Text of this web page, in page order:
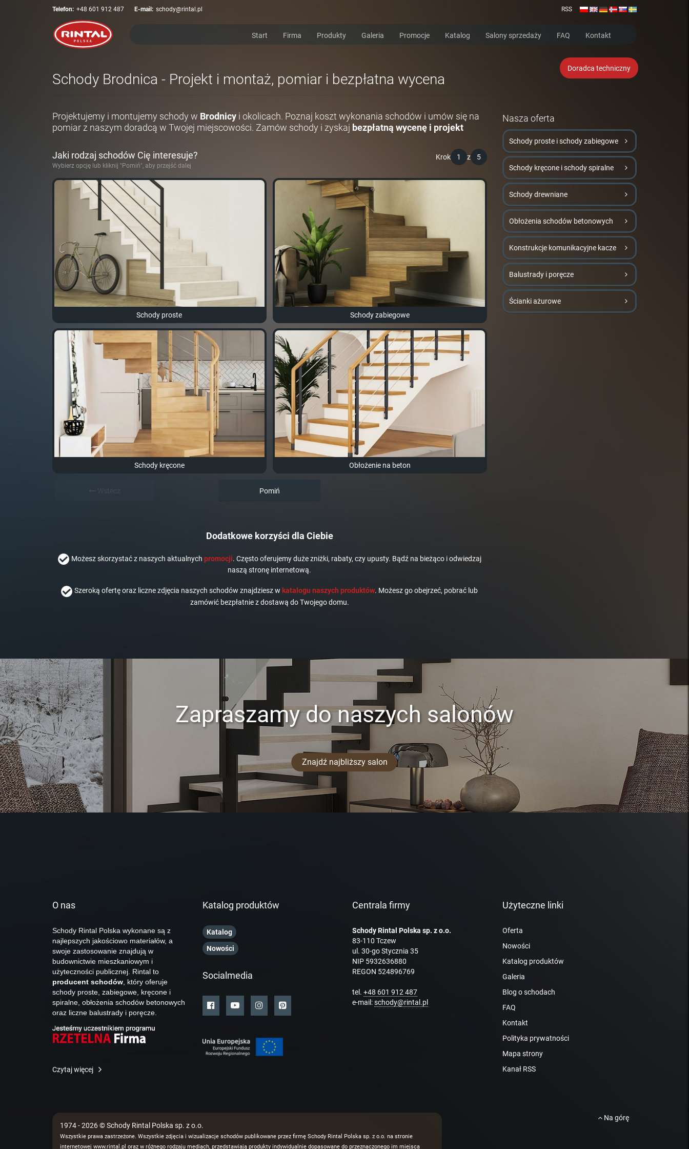
Telefon: +48 601 912 487 E-mail: schody@rintal.pl RSS
Start Firma Produkty Galeria Promocje Katalog Salony sprzedaży FAQ Kontakt
Doradca techniczny
Schody Brodnica - Projekt i montaż, pomiar i bezpłatna wycena
Projektujemy i montujemy schody w Brodnicy i okolicach. Poznaj koszt wykonania schodów i umów się na
pomiar z naszym doradcą w Twojej miejscowości. Zamów schody i zyskaj bezpłatną wycenę i projekt
Krok 1 z 5
Jaki rodzaj schodów Cię interesuje?
Wybierz opcję lub kliknij "Pomiń", aby przejść dalej
Schody proste Schody zabiegowe
Schody kręcone Obłożenie na beton
Pomiń
Dodatkowe korzyści dla Ciebie
Możesz skorzystać z naszych aktualnych promocji. Często oferujemy duże zniżki, rabaty, czy upusty. Bądź na bieżąco i odwiedzaj
naszą stronę internetową.
Szeroką ofertę oraz liczne zdjęcia naszych schodów znajdziesz w katalogu naszych produktów. Możesz go obejrzeć, pobrać lub
zamówić bezpłatnie z dostawą do Twojego domu.
Nasza oferta
Schody proste i schody zabiegowe
Schody kręcone i schody spiralne
Schody drewniane
Obłożenia schodów betonowych
Konstrukcje komunikacyjne kacze
Balustrady i poręcze
Ścianki ażurowe
Zapraszamy do naszych salonów
Znajdź najbliższy salon
O nas
Schody Rintal Polska wykonane są z
najlepszych jakościowo materiałów, a
swoje zastosowanie znajdują w
budownictwie mieszkaniowym i
użyteczności publicznej. Rintal to
producent schodów , który oferuje
schody proste, zabiegowe, kręcone i
spiralne, obłożenia schodów betonowych
oraz liczne balustrady i poręcze.
Czytaj więcej
Katalog produktów
Katalog
Nowości
Socialmedia
Centrala firmy
Schody Rintal Polska sp. z o.o.
83-110 Tczew
ul. 30-go Stycznia 35
NIP 5932636880
REGON 524896769
tel. +48 601 912 487
e-mail:schody@rintal.pl
Użyteczne linki
Oferta
Nowości
Katalog produktów
Galeria
Blog o schodach
FAQ
Kontakt
Polityka prywatności
Mapa strony
Kanał RSS
1974 - 2026 © Schody Rintal Polska sp. z o.o.
Wszystkie prawa zastrzeżone. Wszystkie zdjęcia i wizualizacje schodów publikowane przez firmę Schody Rintal Polska sp. z o.o. na stronie
internetowej www.rintal.pl oraz w różnego rodzaju mediach, przedstawiają produkty indywidualnie dopasowane do przeznaczonego im miejsca
Na górę